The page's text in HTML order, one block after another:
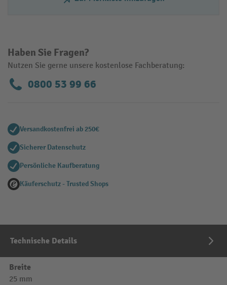
Haben Sie Fragen?
Nutzen Sie gerne unsere kostenlose Fachberatung:
0800 53 99 66
Versandkostenfrei ab 250€
Sicherer Datenschutz
Persönliche Kaufberatung
Käuferschutz - Trusted Shops
Technische Details
Breite
25 mm